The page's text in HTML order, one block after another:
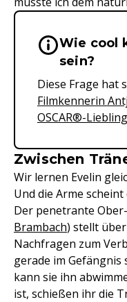
Wichtige
Wie cool
sein?
Diese Frage hat
Filmkennerin
OSCAR®-
Zwischen
Wir lernen Evelin
Und die Arme
Der penetrante
Brambach) stellt
Nachfragen zum
gerade im
kann sie ihn
ist, schießen ihr die